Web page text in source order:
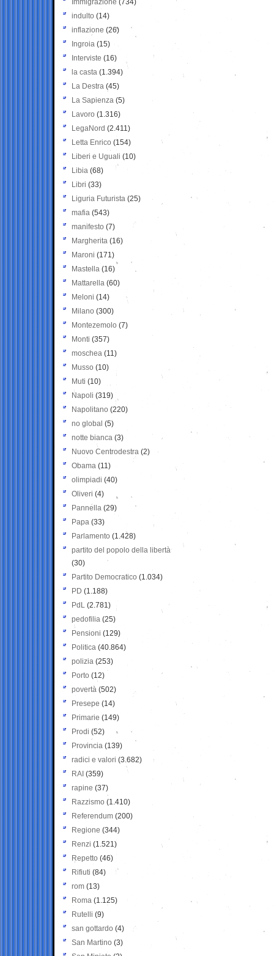
Immigrazione (734)
indulto (14)
inflazione (26)
Ingroia (15)
Interviste (16)
la casta (1.394)
La Destra (45)
La Sapienza (5)
Lavoro (1.316)
LegaNord (2.411)
Letta Enrico (154)
Liberi e Uguali (10)
Libia (68)
Libri (33)
Liguria Futurista (25)
mafia (543)
manifesto (7)
Margherita (16)
Maroni (171)
Mastella (16)
Mattarella (60)
Meloni (14)
Milano (300)
Montezemolo (7)
Monti (357)
moschea (11)
Musso (10)
Muti (10)
Napoli (319)
Napolitano (220)
no global (5)
notte bianca (3)
Nuovo Centrodestra (2)
Obama (11)
olimpiadi (40)
Oliveri (4)
Pannella (29)
Papa (33)
Parlamento (1.428)
partito del popolo della libertà
(30)
Partito Democratico (1.034)
PD (1.188)
PdL (2.781)
pedofilia (25)
Pensioni (129)
Politica (40.864)
polizia (253)
Porto (12)
povertà (502)
Presepe (14)
Primarie (149)
Prodi (52)
Provincia (139)
radici e valori (3.682)
RAI (359)
rapine (37)
Razzismo (1.410)
Referendum (200)
Regione (344)
Renzi (1.521)
Repetto (46)
Rifiuti (84)
rom (13)
Roma (1.125)
Rutelli (9)
san gottardo (4)
San Martino (3)